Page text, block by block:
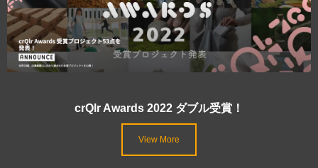
crQlr Awards 2022 ダブル受賞！
View More